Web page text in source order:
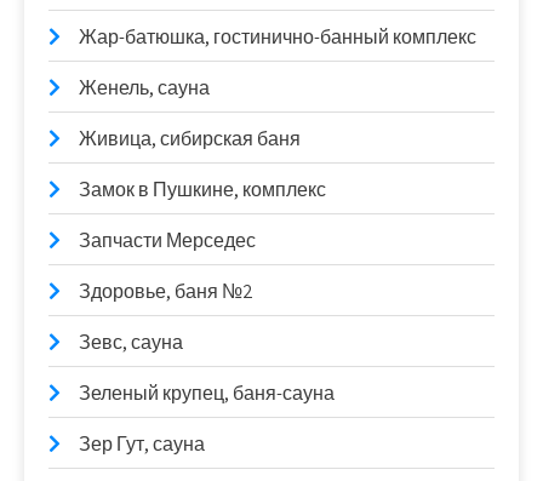
Жар-батюшка, гостинично-банный комплекс
Женель, сауна
Живица, сибирская баня
Замок в Пушкине, комплекс
Запчасти Мерседес
Здоровье, баня №2
Зевс, сауна
Зеленый крупец, баня-сауна
Зер Гут, сауна